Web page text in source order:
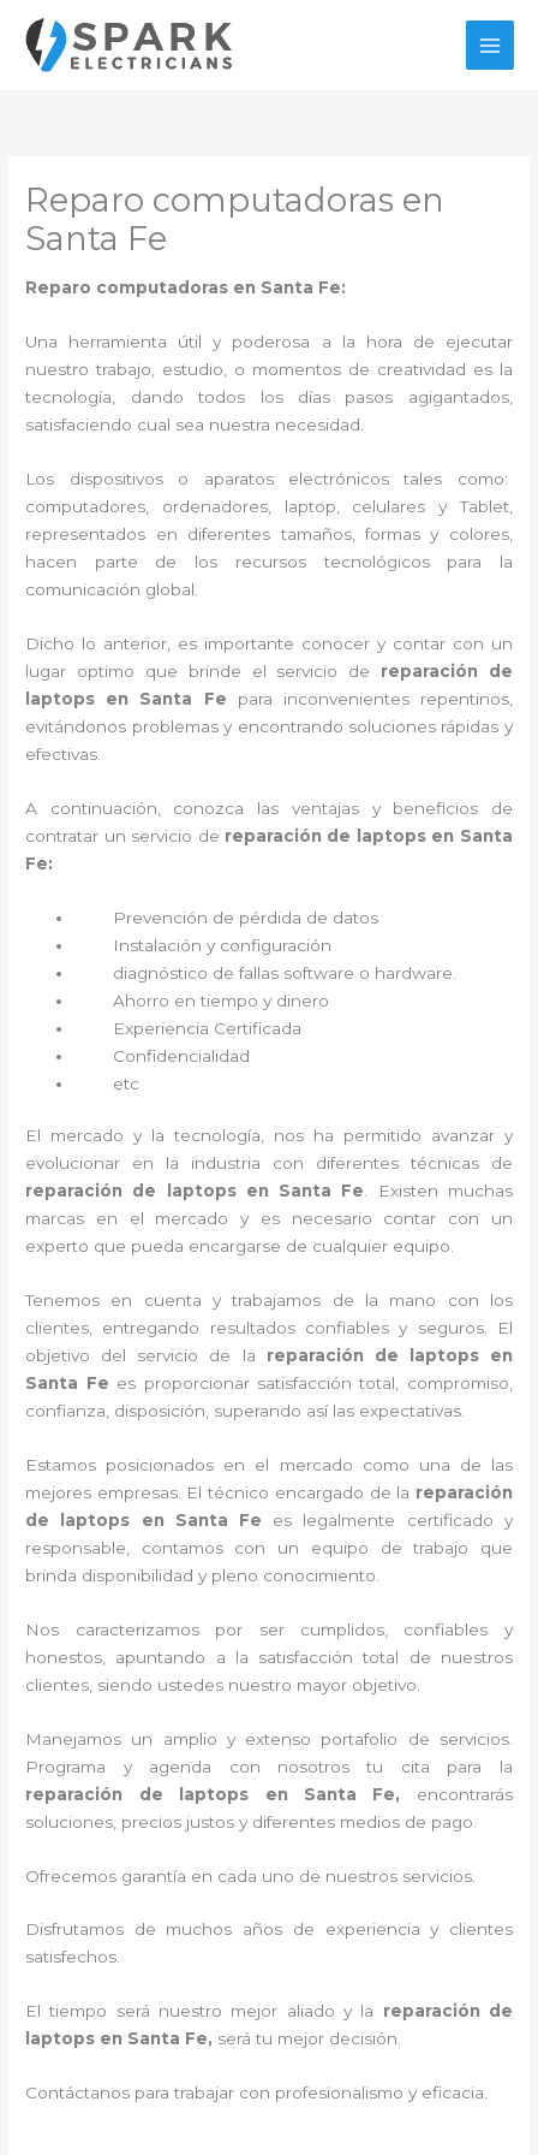
contenido
Reparo computadoras en
Santa Fe
Reparo computadoras en Santa Fe:
Una herramienta útil y poderosa a la hora de ejecutar
nuestro trabajo, estudio, o momentos de creatividad es la
tecnología, dando todos los días pasos agigantados,
satisfaciendo cual sea nuestra necesidad.
Los dispositivos o aparatos electrónicos tales como:
computadores, ordenadores, laptop, celulares y Tablet,
representados en diferentes tamaños, formas y colores,
hacen parte de los recursos tecnológicos para la
comunicación global.
Dicho lo anterior, es importante conocer y contar con un
lugar optimo que brinde el servicio de reparación de
laptops en Santa Fe para inconvenientes repentinos,
evitándonos problemas y encontrando soluciones rápidas y
efectivas.
A continuación, conozca las ventajas y beneficios de
contratar un servicio de reparación de laptops en Santa
Fe:
Prevención de pérdida de datos
Instalación y configuración
diagnóstico de fallas software o hardware
Ahorro en tiempo y dinero
Experiencia Certificada
Confidencialidad
etc
El mercado y la tecnología, nos ha permitido avanzar y
evolucionar en la industria con diferentes técnicas de
reparación de laptops en Santa Fe . Existen muchas
marcas en el mercado y es necesario contar con un
experto que pueda encargarse de cualquier equipo.
Tenemos en cuenta y trabajamos de la mano con los
clientes, entregando resultados confiables y seguros. El
objetivo del servicio de la reparación de laptops en
Santa Fe es proporcionar satisfacción total, compromiso,
confianza, disposición, superando así las expectativas.
Estamos posicionados en el mercado como una de las
mejores empresas. El técnico encargado de la reparación
de laptops en Santa Fe es legalmente certificado y
responsable, contamos con un equipo de trabajo que
brinda disponibilidad y pleno conocimiento.
Nos caracterizamos por ser cumplidos, confiables y
honestos, apuntando a la satisfacción total de nuestros
clientes, siendo ustedes nuestro mayor objetivo.
Manejamos un amplio y extenso portafolio de servicios.
Programa y agenda con nosotros tu cita para la
reparación de laptops en Santa Fe, encontrarás
soluciones, precios justos y diferentes medios de pago.
Ofrecemos garantía en cada uno de nuestros servicios.
Disfrutamos de muchos años de experiencia y clientes
satisfechos.
El tiempo será nuestro mejor aliado y la reparación de
laptops en Santa Fe, será tu mejor decisión.
Contáctanos para trabajar con profesionalismo y eficacia.